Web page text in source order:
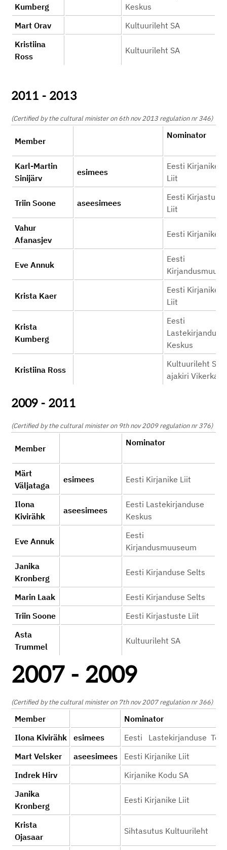
Kumberg
Keskus
Mart Orav
Kultuurileht SA
Kristiina
Ross
Kultuurileht SA
2011 - 2013
(Certified by the cultural minister on 6th nov 2013 regulation nr 346)
Member
Nominator
Karl-Martin
Sinijärv
esimees
Eesti Kirjanike
Liit
Triin Soone aseesimees
Eesti Kirjastuste
Liit
Vahur
Afanasjev
Eesti Kirjanike
Eve Annuk
Eesti
Krista Kaer
Eesti Kirjanike
Liit
Krista
Kumberg
Eesti
Lastekirjanduse
Keskus
Kristiina Ross
Kultuurileht SA
ajakiri Vikerkaar
2009 - 2011
(Certified by the cultural minister on 9th nov 2009 regulation nr 376)
Member
Nominator
Märt
Väljataga
esimees Eesti Kirjanike Liit
Ilona
Kivirähk
aseesimees
Eesti Lastekirjanduse
Keskus
Eve Annuk
Eesti
Kirjandusmuuseum
Janika
Kronberg
Eesti Kirjanduse Selts
Marin Laak
Eesti Kirjanduse Selts
Triin Soone
Eesti Kirjastuste Liit
Asta
Trummel
Kultuurileht SA
2007 - 2009
(Certified by the cultural minister on 7th nov 2007 regulation nr 366)
Member
Nominator
Ilona Kivirähk
esimees
Eesti Lastekirjanduse
Mart Velsker
aseesimees
Eesti Kirjanike Liit
Indrek Hirv
Kirjanike Kodu SA
Janika
Kronberg
Eesti Kirjanike Liit
Krista
Ojasaar
Sihtasutus Kultuurileht